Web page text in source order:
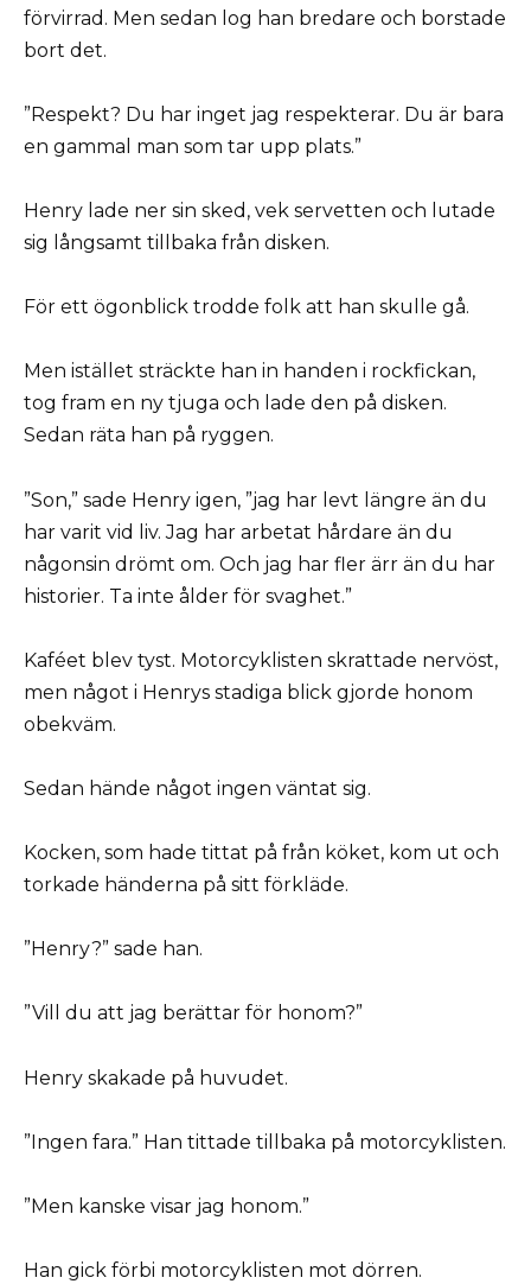
förvirrad. Men sedan log han bredare och borstade
bort det.
”Respekt? Du har inget jag respekterar. Du är bara
en gammal man som tar upp plats.”
Henry lade ner sin sked, vek servetten och lutade
sig långsamt tillbaka från disken.
För ett ögonblick trodde folk att han skulle gå.
Men istället sträckte han in handen i rockfickan,
tog fram en ny tjuga och lade den på disken.
Sedan räta han på ryggen.
”Son,” sade Henry igen, ”jag har levt längre än du
har varit vid liv. Jag har arbetat hårdare än du
någonsin drömt om. Och jag har fler ärr än du har
historier. Ta inte ålder för svaghet.”
Kaféet blev tyst. Motorcyklisten skrattade nervöst,
men något i Henrys stadiga blick gjorde honom
obekväm.
Sedan hände något ingen väntat sig.
Kocken, som hade tittat på från köket, kom ut och
torkade händerna på sitt förkläde.
”Henry?” sade han.
”Vill du att jag berättar för honom?”
Henry skakade på huvudet.
”Ingen fara.” Han tittade tillbaka på motorcyklisten.
”Men kanske visar jag honom.”
Han gick förbi motorcyklisten mot dörren.